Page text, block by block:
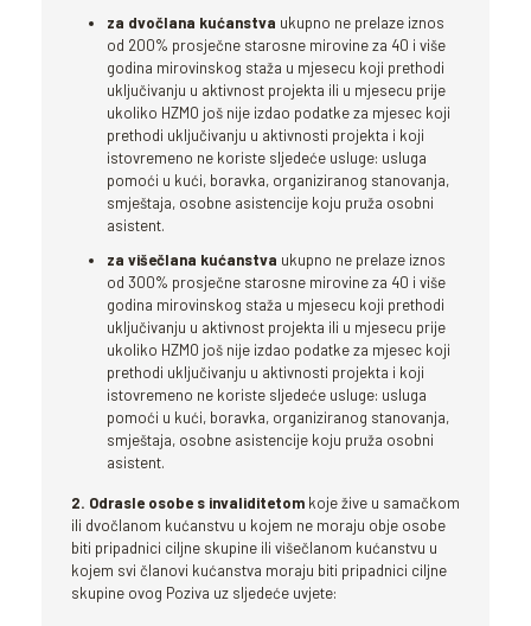
za dvočlana kućanstva ukupno ne prelaze iznos
od 200% prosječne starosne mirovine za 40 i više
godina mirovinskog staža u mjesecu koji prethodi
uključivanju u aktivnost projekta ili u mjesecu prije
ukoliko HZMO još nije izdao podatke za mjesec koji
prethodi uključivanju u aktivnosti projekta i koji
istovremeno ne koriste sljedeće usluge: usluga
pomoći u kući, boravka, organiziranog stanovanja,
smještaja, osobne asistencije koju pruža osobni
asistent.
za višečlana kućanstva ukupno ne prelaze iznos
od 300% prosječne starosne mirovine za 40 i više
godina mirovinskog staža u mjesecu koji prethodi
uključivanju u aktivnost projekta ili u mjesecu prije
ukoliko HZMO još nije izdao podatke za mjesec koji
prethodi uključivanju u aktivnosti projekta i koji
istovremeno ne koriste sljedeće usluge: usluga
pomoći u kući, boravka, organiziranog stanovanja,
smještaja, osobne asistencije koju pruža osobni
asistent.
2. Odrasle osobe s invaliditetom koje žive u samačkom
ili dvočlanom kućanstvu u kojem ne moraju obje osobe
biti pripadnici ciljne skupine ili višečlanom kućanstvu u
kojem svi članovi kućanstva moraju biti pripadnici ciljne
skupine ovog Poziva uz sljedeće uvjete: